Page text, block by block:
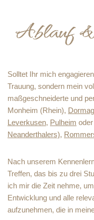
Solltet Ihr mich
Trauung, sondern mein
maßgeschneiderte und
Monheim (Rhein),
Leverkusen, Pulheim oder
Neanderthalers),
Nach unserem
Treffen, das bis zu drei
ich mir die Zeit nehme,
Entwicklung und alle
aufzunehmen, die in